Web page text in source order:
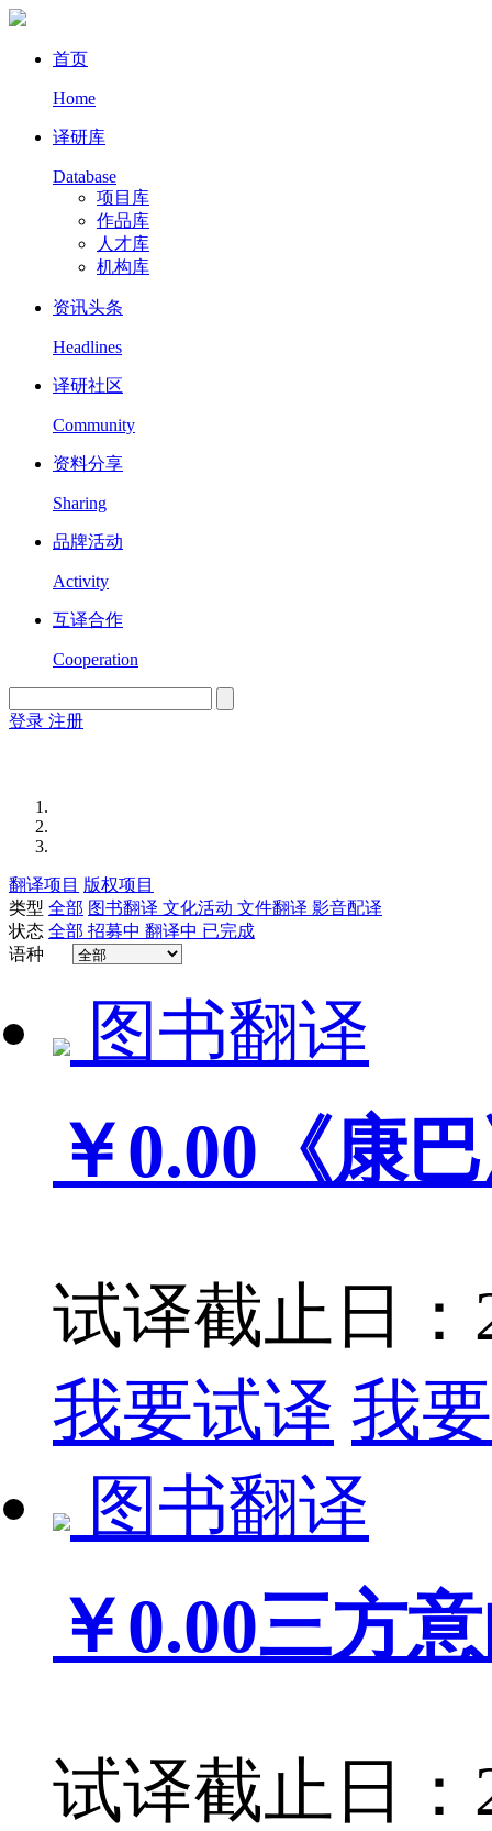
首页
Home
译研库
Database
项目库
作品库
人才库
机构库
资讯头条
Headlines
译研社区
Community
资料分享
Sharing
品牌活动
Activity
互译合作
Cooperation
登录 注册
翻译项目 版权项目
类型 全部 图书翻译 文化活动 文件翻译 影音配译
状态 全部 招募中 翻译中 已完成
语种
图书翻译
￥0.00 《康
试译截止日：
我要试译 我
图书翻译
￥0.00三方
试译截止日：